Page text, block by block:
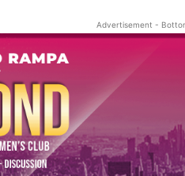
Advertisement -